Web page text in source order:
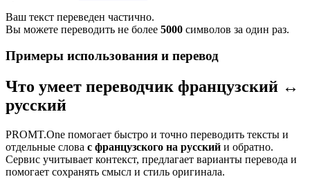
Ваш текст переведен частично.
Вы можете переводить не более 5000 символов за один раз.
Примеры использования и перевод
Что умеет переводчик французский ↔
русский
PROMT.One помогает быстро и точно переводить тексты и
отдельные слова с французского на русский и обратно.
Сервис учитывает контекст, предлагает варианты перевода и
помогает сохранять смысл и стиль оригинала.